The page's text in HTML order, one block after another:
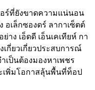
ร์ที่ยังขาดความแน่นอน
อเล็กซองดร์ ลากาเซ็ตต์
ง เอ็ดดี เอ็นเคเทียห์ กา
เกี่ยวเกี่ยวประสบการณ์
เป็นต้องมองหาเพชร
เพิ่มโอกาสลุ้นพื้นที่ท็อป